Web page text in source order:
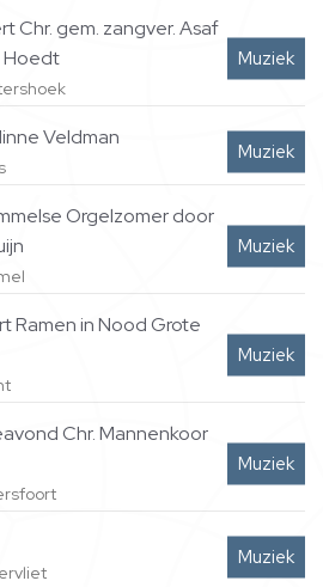
Muziek
Chr. gem. zangver. Asaf
Hoedt
Muziek
Veldman
Muziek
Orgelzomer door
Muziek
Ramen in Nood Grote
Muziek
Chr. Mannenkoor
Muziek